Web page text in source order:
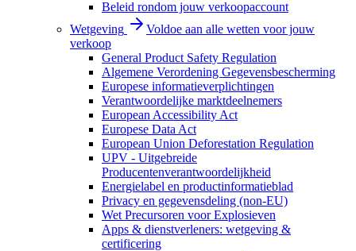
Beleid rondom jouw verkoopaccount
Wetgeving
Voldoe aan alle wetten voor jouw
verkoop
General Product Safety Regulation
Algemene Verordening Gegevensbescherming
Europese informatieverplichtingen
Verantwoordelijke marktdeelnemers
European Accessibility Act
Europese Data Act
European Union Deforestation Regulation
UPV - Uitgebreide
Producentenverantwoordelijkheid
Energielabel en productinformatieblad
Privacy en gegevensdeling (non-EU)
Wet Precursoren voor Explosieven
Apps & dienstverleners: wetgeving &
certificering